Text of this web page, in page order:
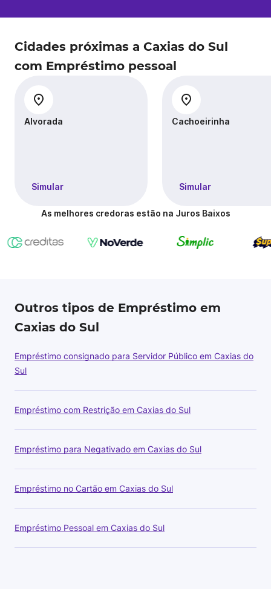
Cidades próximas a Caxias do Sul
com Empréstimo pessoal
Alvorada
Simular
Cachoeirinha
Simular
As melhores credoras estão na Juros Baixos
Outros tipos de Empréstimo em
Caxias do Sul
Empréstimo consignado para Servidor Público em Caxias do
Sul
Empréstimo com Restrição em Caxias do Sul
Empréstimo para Negativado em Caxias do Sul
Empréstimo no Cartão em Caxias do Sul
Empréstimo Pessoal em Caxias do Sul